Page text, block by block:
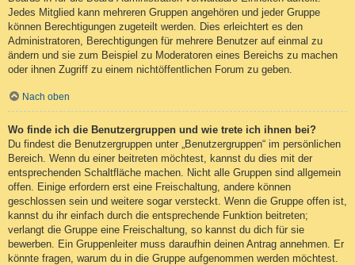
Jedes Mitglied kann mehreren Gruppen angehören und jeder Gruppe
können Berechtigungen zugeteilt werden. Dies erleichtert es den
Administratoren, Berechtigungen für mehrere Benutzer auf einmal zu
ändern und sie zum Beispiel zu Moderatoren eines Bereichs zu machen
oder ihnen Zugriff zu einem nichtöffentlichen Forum zu geben.
Nach oben
Wo finde ich die Benutzergruppen und wie trete ich ihnen bei?
Du findest die Benutzergruppen unter „Benutzergruppen“ im persönlichen
Bereich. Wenn du einer beitreten möchtest, kannst du dies mit der
entsprechenden Schaltfläche machen. Nicht alle Gruppen sind allgemein
offen. Einige erfordern erst eine Freischaltung, andere können
geschlossen sein und weitere sogar versteckt. Wenn die Gruppe offen ist,
kannst du ihr einfach durch die entsprechende Funktion beitreten;
verlangt die Gruppe eine Freischaltung, so kannst du dich für sie
bewerben. Ein Gruppenleiter muss daraufhin deinen Antrag annehmen. Er
könnte fragen, warum du in die Gruppe aufgenommen werden möchtest.